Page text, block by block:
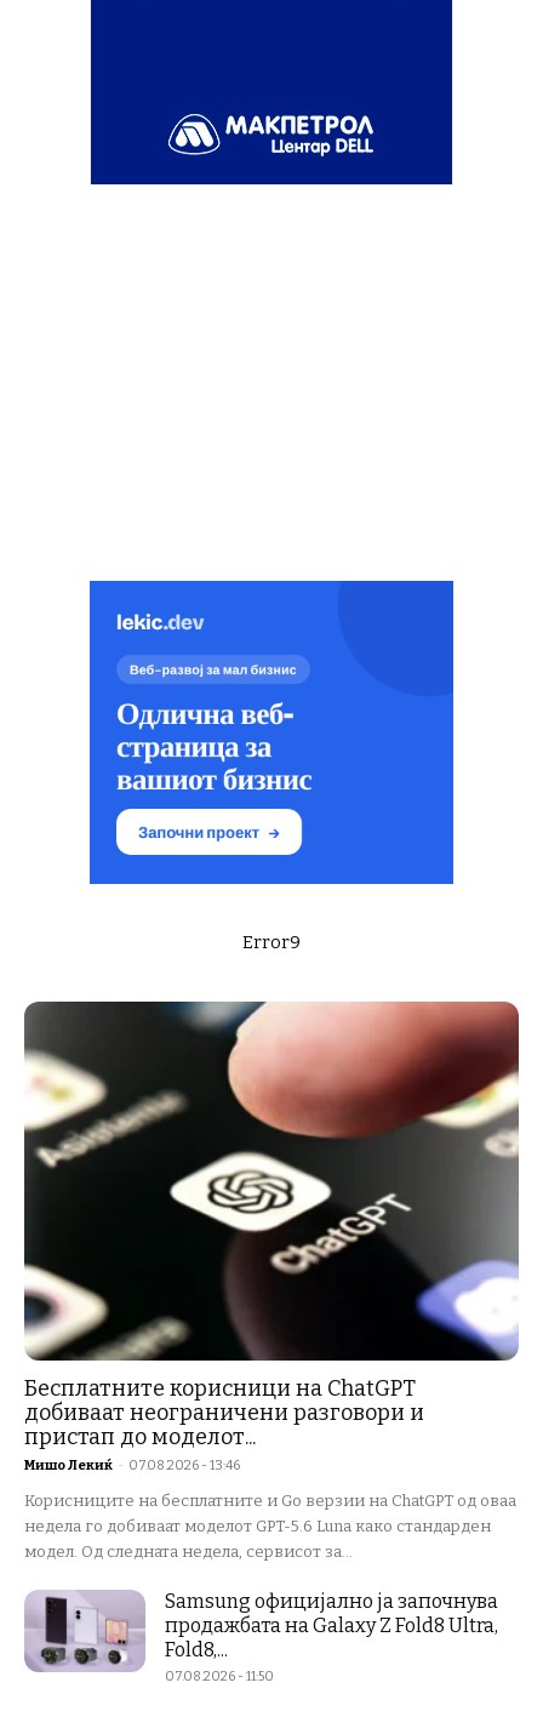
Error9
Бесплатните корисници на ChatGPT
добиваат неограничени разговори и
пристап до моделот...
Мишо Лекиќ - 07.08.2026 - 13:46
Корисниците на бесплатните и Go верзии на ChatGPT од оваа
недела го добиваат моделот GPT-5.6 Luna како стандарден
модел. Од следната недела, сервисот за...
Samsung официјално ја започнува
продажбата на Galaxy Z Fold8 Ultra,
Fold8,...
07.08.2026 - 11:50